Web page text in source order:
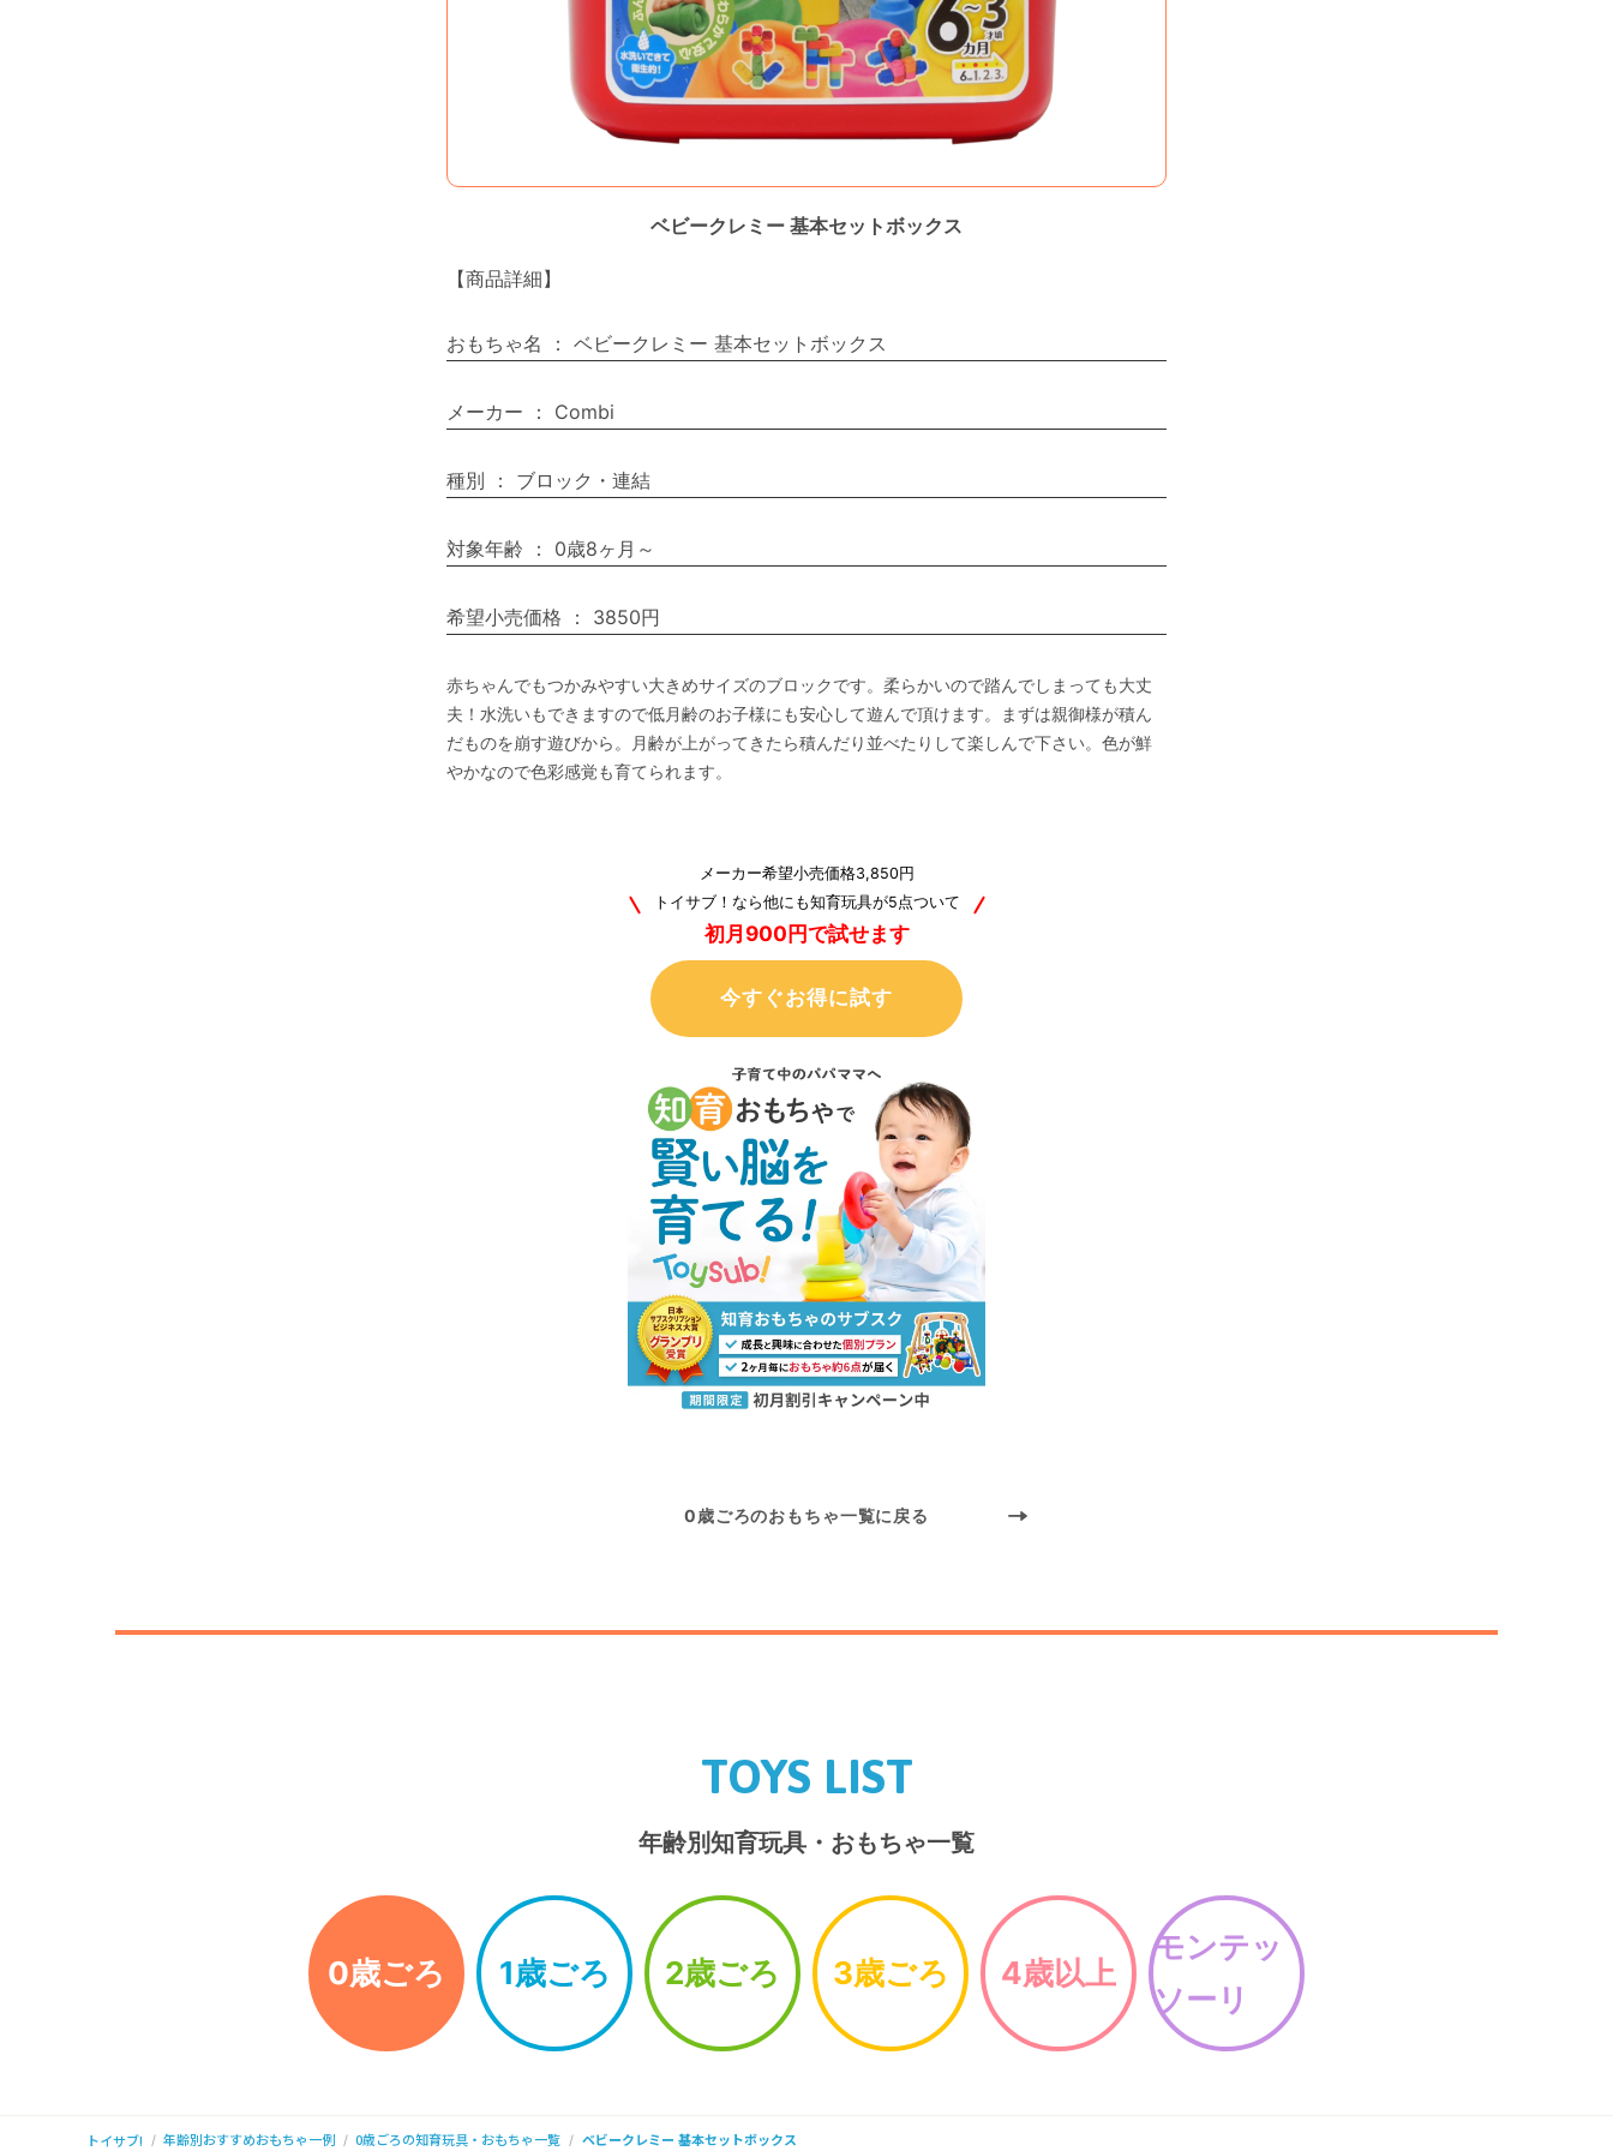
ベビークレミー 基本セットボックス
【商品詳細】
おもちゃ名 ： ベビークレミー 基本セットボックス
メーカー ： Combi
種別 ： ブロック・連結
対象年齢 ： 0歳8ヶ月～
希望小売価格 ： 3850円
赤ちゃんでもつかみやすい大きめサイズのブロックです。柔らかいので踏んでしまっても大丈
夫！水洗いもできますので低月齢のお子様にも安心して遊んで頂けます。まずは親御様が積ん
だものを崩す遊びから。月齢が上がってきたら積んだり並べたりして楽しんで下さい。色が鮮
やかなので色彩感覚も育てられます。
メーカー希望小売価格3,850円
トイサブ！なら他にも知育玩具が5点ついて
初月900円で試せます
今すぐお得に試す
0歳ごろのおもちゃ一覧に戻る
TOYS LIST
年齢別知育玩具・おもちゃ一覧
0歳ごろ 1歳ごろ 2歳ごろ 3歳ごろ 4歳以上
モンテッ
ソーリ
トイサブ! 年齢別おすすめおもちゃ一例 0歳ごろの知育玩具・おもちゃ一覧 ベビークレミー 基本セットボックス